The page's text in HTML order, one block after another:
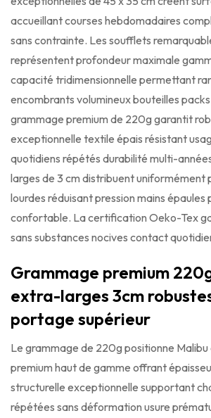
accueillant courses hebdomadaires
sans contrainte. Les soufflets
représentent profondeur maximale
capacité tridimensionnelle permettant
encombrants volumineux bouteilles
grammage premium de 220g garantit
exceptionnelle textile épais résistant
quotidiens répétés durabilité multi-
larges de 3 cm distribuent uniformément
lourdes réduisant pression mains
confortable. La certification Oeko-Tex
sans substances nocives contact
Grammage premium
extra-larges 3cm
portage supérieur
Le grammage de 220g positionne
premium haut de gamme offrant
structurelle exceptionnelle supportant
répétées sans déformation usure